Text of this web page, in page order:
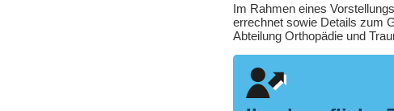
Im Rahmen eines
errechnet sowie Details zum
Abteilung Orthopädie und